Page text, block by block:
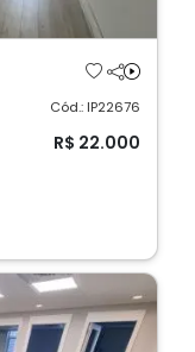
Cód.: IP22676
R$ 22.000